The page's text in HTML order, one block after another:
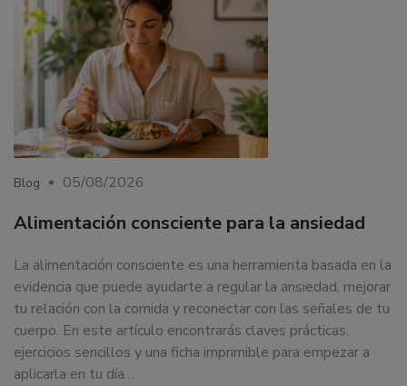
Blog 05/08/2026
Alimentación consciente para la ansiedad
La alimentación consciente es una herramienta basada en la
evidencia que puede ayudarte a regular la ansiedad, mejorar
tu relación con la comida y reconectar con las señales de tu
cuerpo. En este artículo encontrarás claves prácticas,
ejercicios sencillos y una ficha imprimible para empezar a
aplicarla en tu día…